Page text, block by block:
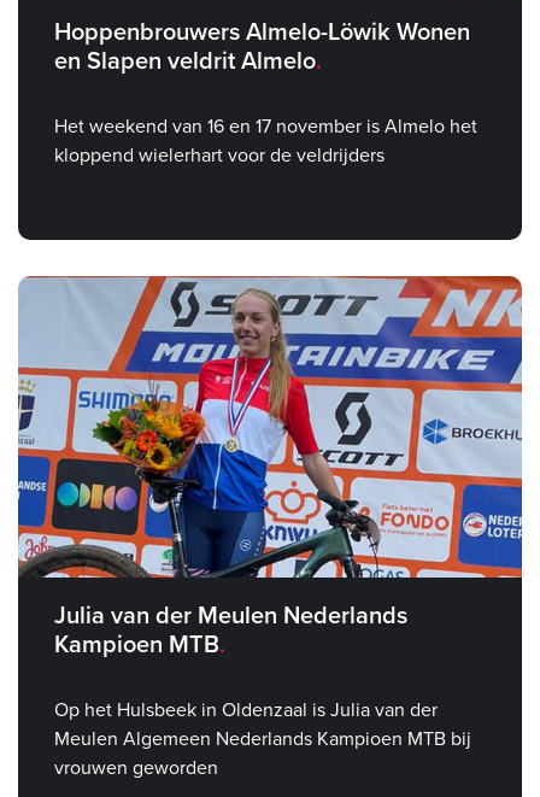
Hoppenbrouwers Almelo-Löwik Wonen
en Slapen veldrit Almelo
Het weekend van 16 en 17 november is Almelo het
kloppend wielerhart voor de veldrijders
Julia van der Meulen Nederlands
Kampioen MTB
Op het Hulsbeek in Oldenzaal is Julia van der
Meulen Algemeen Nederlands Kampioen MTB bij
vrouwen geworden